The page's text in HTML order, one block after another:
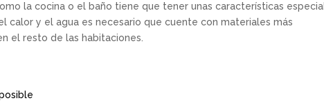
la cocina o el baño tiene que tener unas características
calor y el agua es necesario que cuente con materiales más
el resto de las habitaciones.